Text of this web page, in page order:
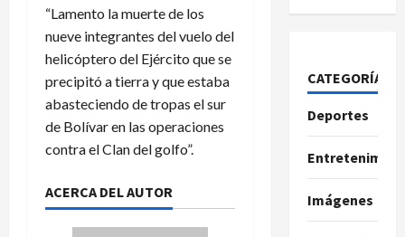
“Lamento la muerte de los
nueve integrantes del vuelo del
helicóptero del Ejército que se
precipitó a tierra y que estaba
abasteciendo de tropas el sur
de Bolívar en las operaciones
contra el Clan del golfo”.
ACERCA DEL AUTOR
CATEGORÍAS
Deportes
Imágenes